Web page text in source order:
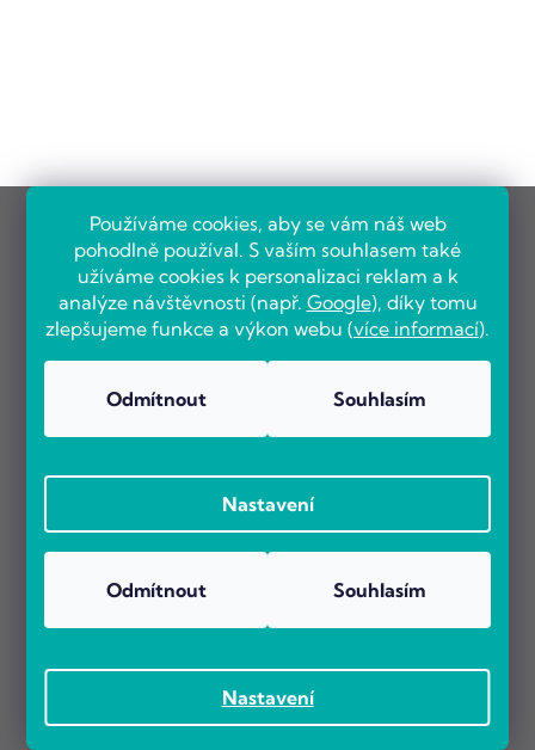
Používáme cookies, aby se vám náš web
pohodlně používal. S vaším souhlasem také
užíváme cookies k personalizaci reklam a k
analýze návštěvnosti (např. Google), díky tomu
zlepšujeme funkce a výkon webu (více informací).
Nastavení
Odmítnout Souhlasím
Nastavení
Odmítnout Souhlasím